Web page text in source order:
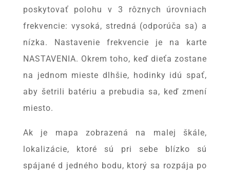
poskytovať polohu v 3 rôznych úrovniach
frekvencie: vysoká, stredná (odporúča sa) a
nízka. Nastavenie frekvencie je na karte
NASTAVENIA. Okrem toho, keď dieťa zostane
na jednom mieste dlhšie, hodinky idú spať,
aby šetrili batériu a prebudia sa, keď zmení
miesto.
Ak je mapa zobrazená na malej škále,
lokalizácie, ktoré sú pri sebe blízko sú
spájané d jedného bodu, ktorý sa rozpája po